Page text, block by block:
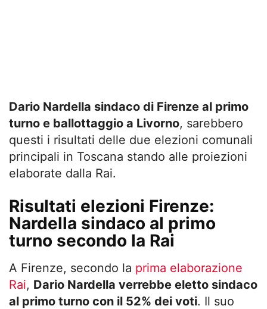
Dario Nardella sindaco di Firenze al primo
turno e ballottaggio a Livorno, sarebbero
questi i risultati delle due elezioni comunali
principali in Toscana stando alle proiezioni
elaborate dalla Rai.
Risultati elezioni Firenze:
Nardella sindaco al primo
turno secondo la Rai
A Firenze, secondo la prima elaborazione
Rai, Dario Nardella verrebbe eletto sindaco
al primo turno con il 52% dei voti. Il suo